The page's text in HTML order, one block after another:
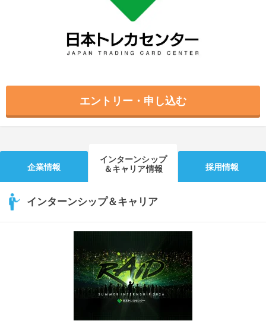
エントリー・申し込む
企業情報
インターンシップ
＆キャリア情報
採用情報
インターンシップ＆キャリア